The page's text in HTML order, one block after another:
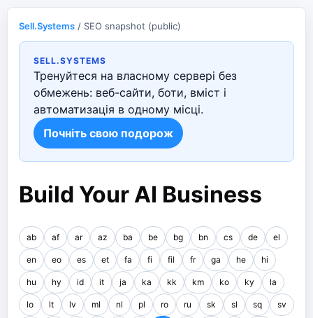
Sell.Systems / SEO snapshot (public)
SELL.SYSTEMS
Тренуйтеся на власному сервері без
обмежень: веб-сайти, боти, вміст і
автоматизація в одному місці.
Почніть свою подорож
Build Your AI Business
ab af ar az ba be bg bn cs de el
en eo es et fa fi fil fr ga he hi
hu hy id it ja ka kk km ko ky la
lo lt lv ml nl pl ro ru sk sl sq sv